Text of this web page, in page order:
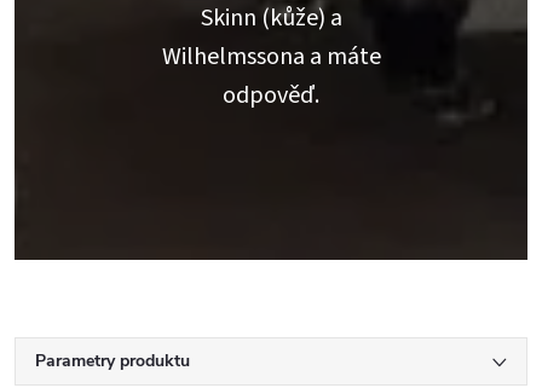
Skinn (kůže) a
Wilhelmssona a máte
odpověď.
Parametry produktu